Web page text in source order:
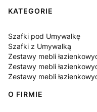
Linki w stopce
KATEGORIE
Szafki pod Umywalkę
Szafki z Umywalką
Zestawy mebli
Zestawy mebli
Zestawy mebli
O FIRMIE